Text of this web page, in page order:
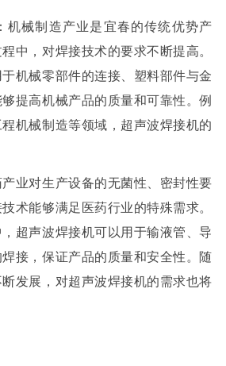
机械制造产业是宜春的传统优势产
中，对焊接技术的要求不断提高。
机械零部件的连接、塑料部件与金
提高机械产品的质量和可靠性。例
机械制造等领域，超声波焊接机的
业对生产设备的无菌性、密封性要
术能够满足医药行业的特殊需求。
超声波焊接机可以用于输液管、导
接，保证产品的质量和安全性。随
发展，对超声波焊接机的需求也将